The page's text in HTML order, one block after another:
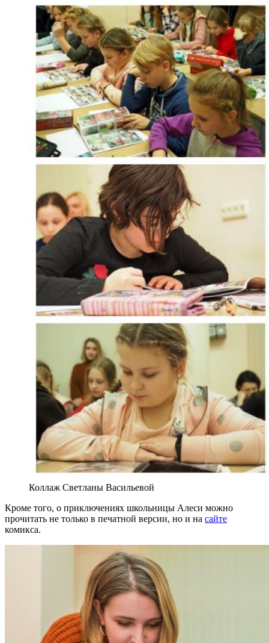
Коллаж Светланы Васильевой
Кроме того, о приключениях школьницы Алеси можно
прочитать не только в печатной версии, но и на сайте
комикса.